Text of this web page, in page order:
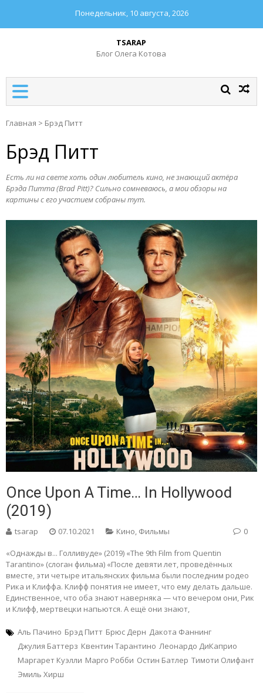
Понедельник, 10 августа, 2026
TSARAP
Блог Олега Котова
Главная > Брэд Питт
Брэд Питт
Есть ли на свете хоть один любитель кино, не знающий актёра
Брэда Питта (Brad Pitt)? Сильно сомневаюсь, а мои обзоры на
картины с его участием собраны тут.
Once Upon A Time… In Hollywood
(2019)
tsarap 07.10.2021 Кино, Фильмы 0
«Однажды в... Голливуде» (2019) «The 9th Film from Quentin
Tarantino» (слоган фильма) «После девяти лет, проведённых
вместе, эти четыре итальянских фильма были последним родео
Рика и Клиффа. Клифф понятия не имеет, что ему делать дальше.
Единственное, что оба знают наверняка — что вечером они, Рик
и Клифф, мертвецки напьются. А ещё они знают,
Аль Пачино Брэд Питт Брюс Дерн Дакота Фаннинг
Джулия Баттерз Квентин Тарантино Леонардо ДиКаприо
Маргарет Куэлли Марго Робби Остин Батлер Тимоти Олифант
Эмиль Хирш